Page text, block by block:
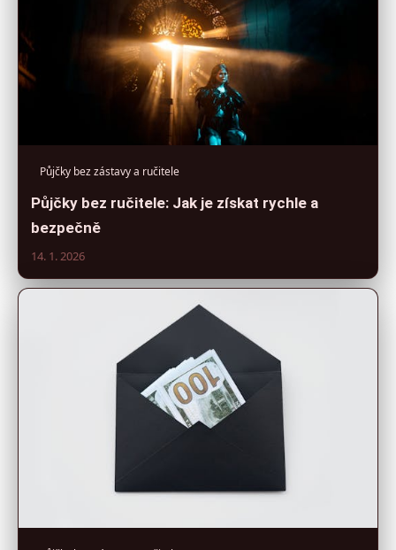
Půjčky bez zástavy a ručitele
Půjčky bez ručitele: Jak je získat rychle a
bezpečně
14. 1. 2026